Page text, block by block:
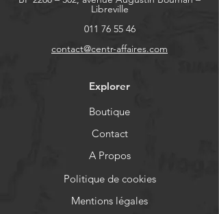
Libreville
011 76 55 46
contact@centr-affaires.com
Explorer
Boutique
Contact
A Propos
Politique de cookies
Mentions légales